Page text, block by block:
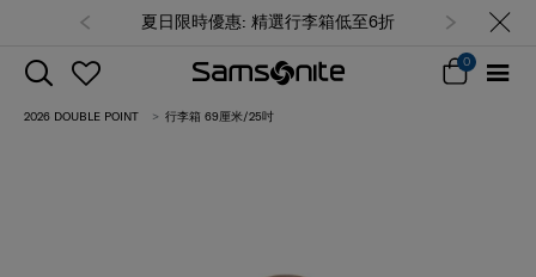
夏日限時優惠: 精選行李箱低至6折
0
2026 DOUBLE POINT 行李箱 69厘米/25吋